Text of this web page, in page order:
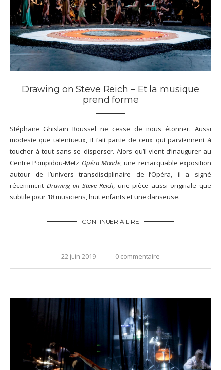
Drawing on Steve Reich – Et la musique
prend forme
Stéphane Ghislain Roussel ne cesse de nous étonner. Aussi
modeste que talentueux, il fait partie de ceux qui parviennent à
toucher à tout sans se disperser. Alors qu’il vient d’inaugurer au
Centre Pompidou-Metz Opéra Monde, une remarquable exposition
autour de l’univers transdisciplinaire de l’Opéra, il a signé
récemment Drawing on Steve Reich, une pièce aussi originale que
subtile pour 18 musiciens, huit enfants et une danseuse.
CONTINUER À LIRE
22 juin 2019 0 commentaire